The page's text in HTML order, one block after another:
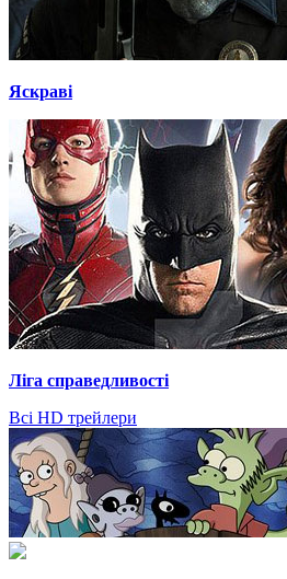
Яскраві
Ліга справедливості
Всі HD трейлери